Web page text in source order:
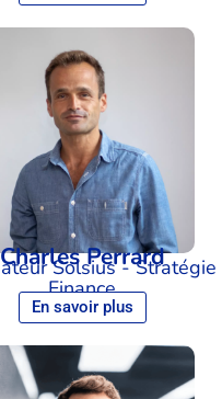
Charles Perrard
Solsius - Stratégie
Finance
En savoir plus